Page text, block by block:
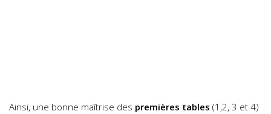
Ainsi, une bonne maîtrise des premières tables (1,2, 3 et 4)